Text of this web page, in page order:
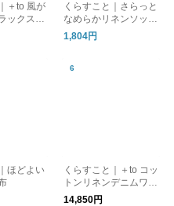
＋to 風が
ックスブ
くらすこと｜さらっと
なめらかリネンソック
ス［ギフト/贈り物］
1,804円
ほどよい
くらすこと｜＋to コッ
トンリネンデニムワイ
ドパンツ
14,850円